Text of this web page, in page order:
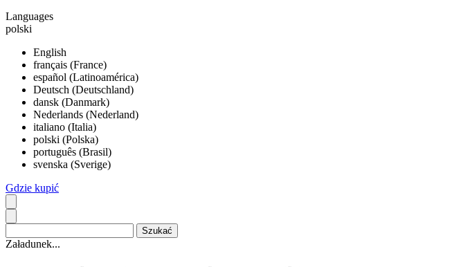
Languages
polski
English
français (France)
español (Latinoamérica)
Deutsch (Deutschland)
dansk (Danmark)
Nederlands (Nederland)
italiano (Italia)
polski (Polska)
português (Brasil)
svenska (Sverige)
Gdzie kupić
Załadunek...